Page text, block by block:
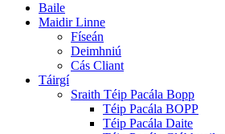
Baile
Maidir Linne
Físeán
Deimhniú
Cás Cliant
Táirgí
Sraith Téip Pacála Bopp
Téip Pacála BOPP
Téip Pacála Daite